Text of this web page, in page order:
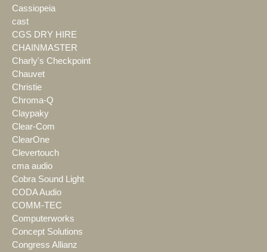
Cassiopeia
cast
CGS DRY HIRE
CHAINMASTER
Charly's Checkpoint
Chauvet
Christie
Chroma-Q
Claypaky
Clear-Com
ClearOne
Clevertouch
cma audio
Cobra Sound Light
CODA Audio
COMM-TEC
Computerworks
Concept Solutions
Congress Allianz